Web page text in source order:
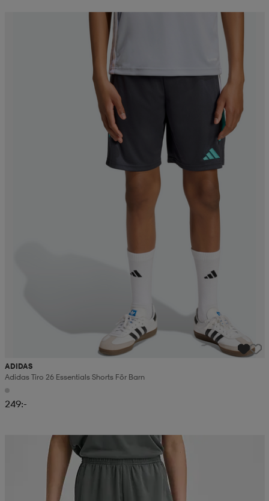
ADIDAS
Adidas Tiro 26 Essentials Shorts För Barn
249:-